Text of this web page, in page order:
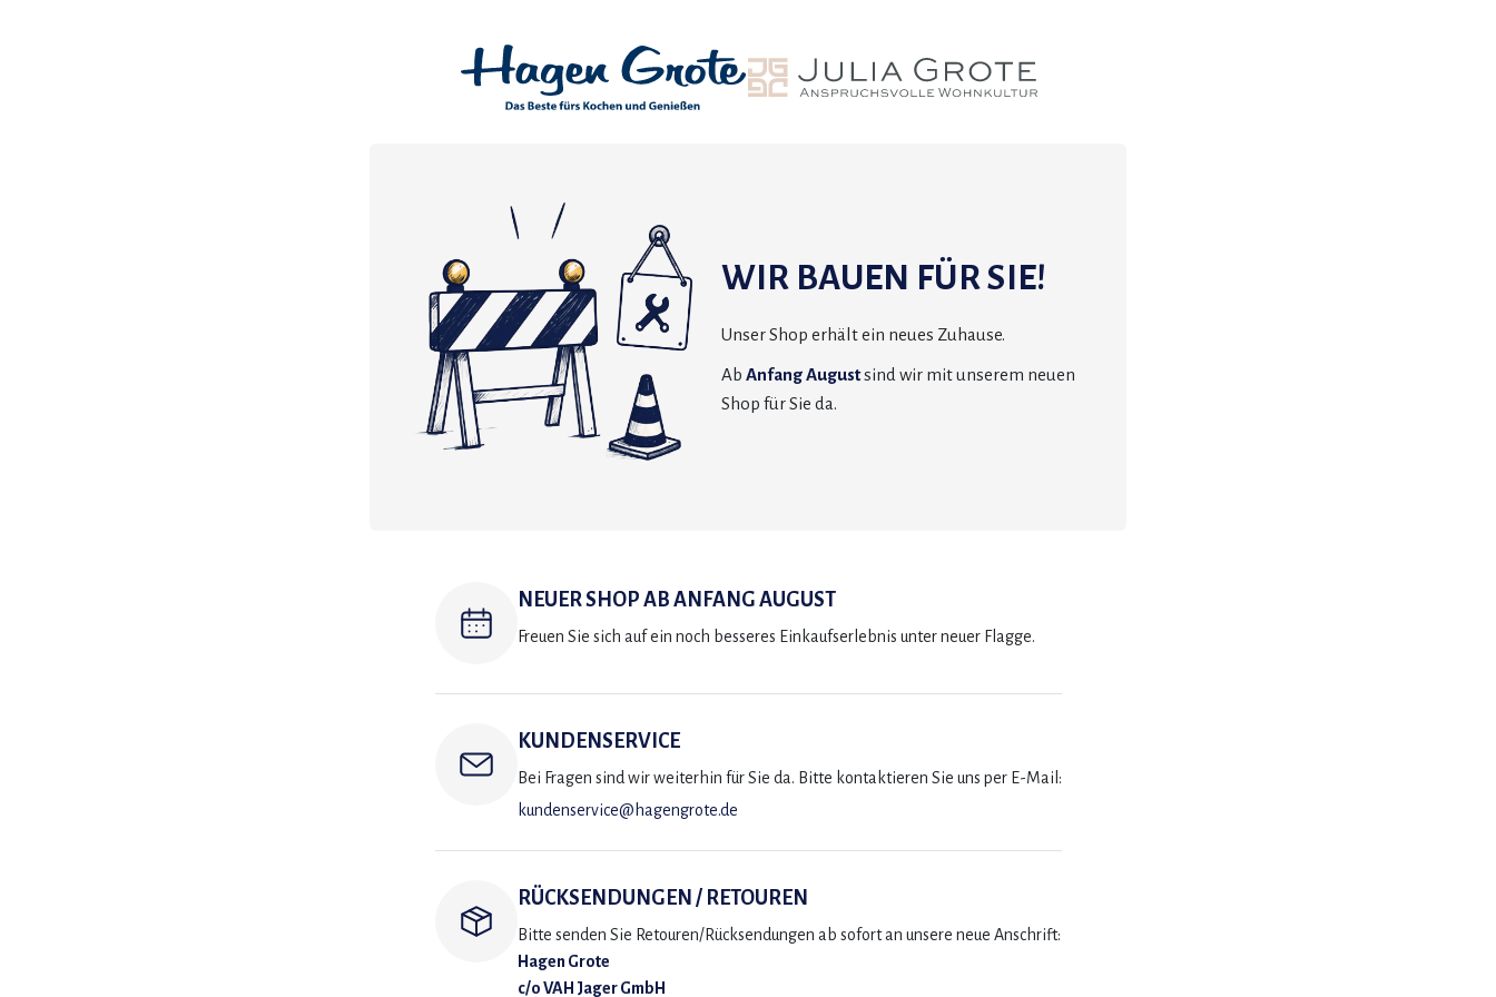
WIR BAUEN FÜR SIE!
Unser Shop erhält ein neues Zuhause.
Ab Anfang Augustsind wir mit unserem neuen
Shop für Sie da.
NEUER SHOP AB ANFANG AUGUST
Freuen Sie sich auf ein noch besseres Einkaufserlebnis unter neuer Flagge.
KUNDENSERVICE
Bei Fragen sind wir weiterhin für Sie da. Bitte kontaktieren Sie uns per E-Mail:
kundenservice@hagengrote.de
RÜCKSENDUNGEN / RETOUREN
Bitte senden Sie Retouren/Rücksendungen ab sofort an unsere neue Anschrift:
Hagen Grote
c/o VAH Jager GmbH